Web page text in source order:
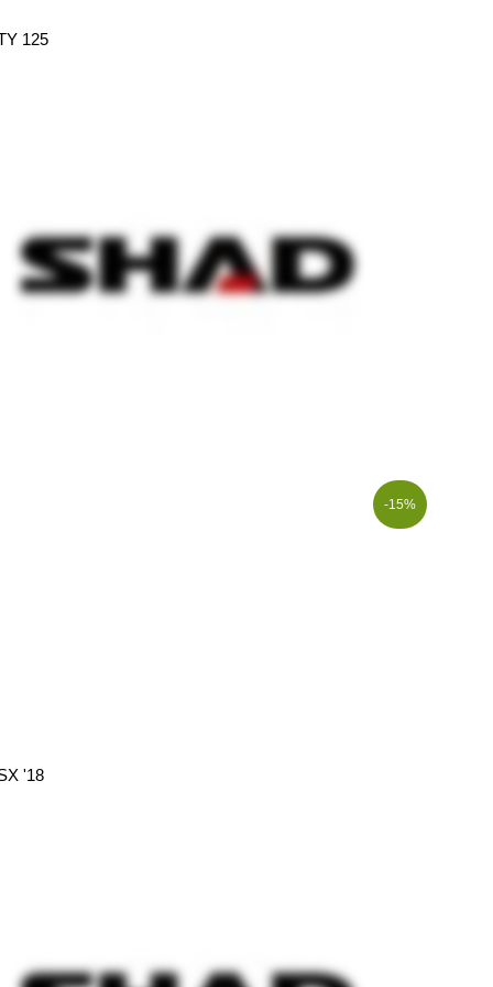
125
-15%
'18